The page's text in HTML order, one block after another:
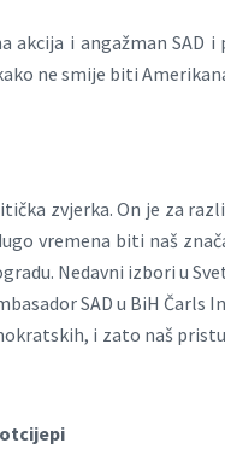
i angažman SAD i
ne smije biti
zvjerka. On je za
vremena biti naš
Nedavni izbori u
SAD u BiH Čarls
i zato naš
otcijepi